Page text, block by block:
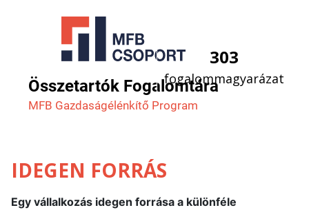
Összetartók Fogalomtára
MFB Gazdaság­élénkítő Program
303
fogalommagyarázat
IDEGEN FORRÁS
Egy vállalkozás idegen forrása a különféle